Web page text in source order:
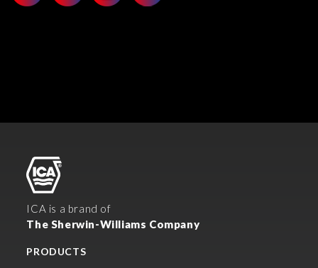
ICA is a brand of
The Sherwin-Williams Company
PRODUCTS